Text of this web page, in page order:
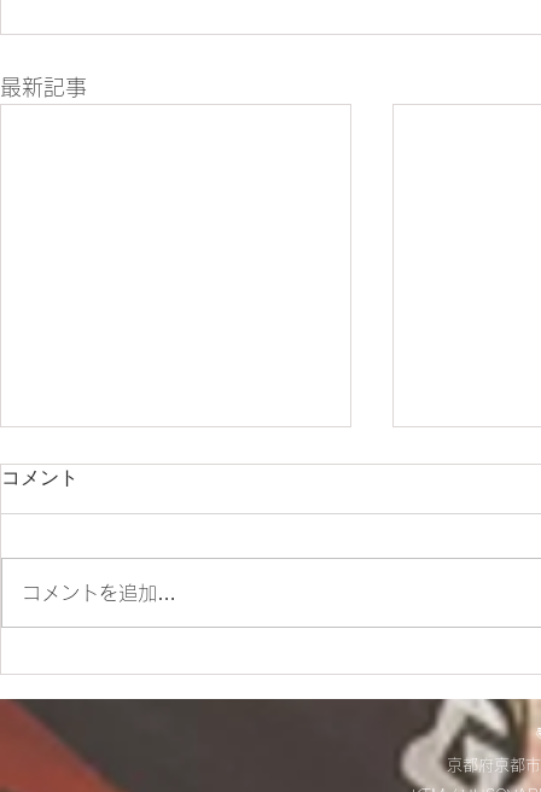
最新記事
ES700ラリー仕様とES700の
違いをご紹介‼
＊明日から
＊
コメント
コメントを追加…
京都府京都